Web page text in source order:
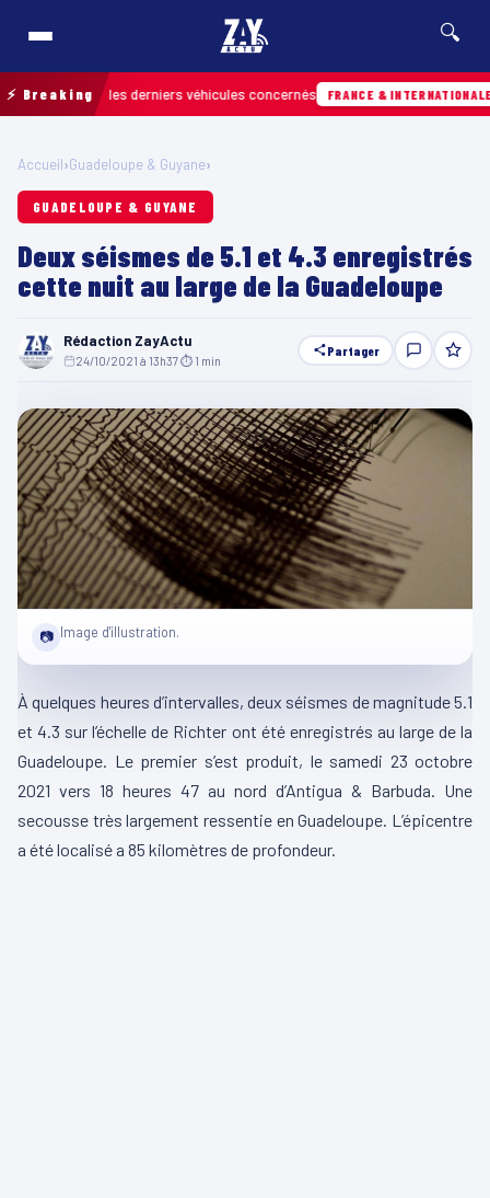
🔍
⚡ Breakingles derniers véhicules concernés FRANCE & INTERNATIONALE
Accueil›Guadeloupe & Guyane›
GUADELOUPE & GUYANE
Deux séismes de 5.1 et 4.3 enregistrés
cette nuit au large de la Guadeloupe
Rédaction ZayActu
24/10/2021 à 13h37⏱ 1 min
Partager
📷 Image d'illustration.
À quelques heures d’intervalles, deux séismes de magnitude 5.1
et 4.3 sur l’échelle de Richter ont été enregistrés au large de la
Guadeloupe. Le premier s’est produit, le samedi 23 octobre
2021 vers 18 heures 47 au nord d’Antigua & Barbuda. Une
secousse très largement ressentie en Guadeloupe. L’épicentre
a été localisé a 85 kilomètres de profondeur.